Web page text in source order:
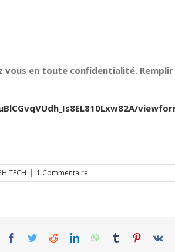
vous en toute confidentialité. Remplir
TECH | 1 Commentaire
Facebook
TwitterRedditLinkedInWhatsApp
Tumblr Pinterest
Vk